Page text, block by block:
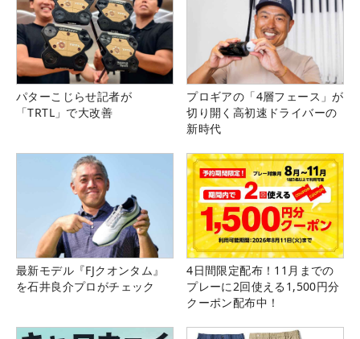
パターこじらせ記者が
「TRTL」で大改善
プロギアの「4層フェース」が
切り開く高初速ドライバーの
新時代
最新モデル『FJクオンタム』
を石井良介プロがチェック
4日間限定配布！11月までの
プレーに2回使える1,500円分
クーポン配布中！